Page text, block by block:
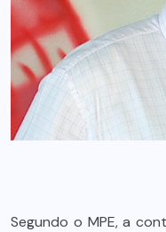
Segundo o MPE, a